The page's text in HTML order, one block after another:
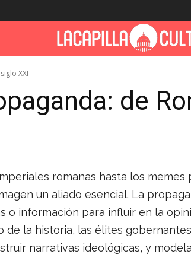
XXI
de
romanas hasta los
un aliado esencial. La
o información para influir en la
de la historia, las élites
narrativas ideológicas, y